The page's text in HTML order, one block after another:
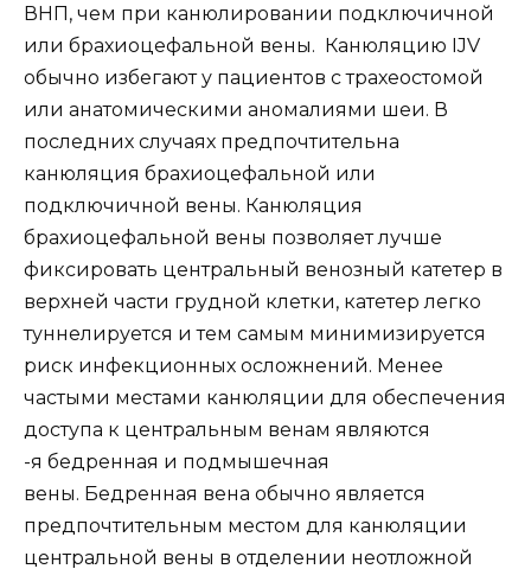
ВНП, чем при канюлировании подключичной
или брахиоцефальной вены. Канюляцию IJV
обычно избегают у пациентов с трахеостомой
или анатомическими аномалиями шеи. В
последних случаях предпочтительна
канюляция брахиоцефальной или
подключичной вены. Канюляция
брахиоцефальной вены позволяет лучше
фиксировать центральный венозный катетер в
верхней части грудной клетки, катетер легко
туннелируется и тем самым минимизируется
риск инфекционных осложнений. Менее
частыми местами канюляции для обеспечения
доступа к центральным венам являются
-я бедренная и подмышечная
вены. Бедренная вена обычно является
предпочтительным местом для канюляции
центральной вены в отделении неотложной